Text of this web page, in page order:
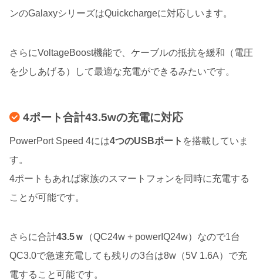
ンのGalaxyシリーズはQuickchargeに対応しいます。
さらにVoltageBoost機能で、ケーブルの抵抗を緩和（電圧
を少しあげる）して最適な充電ができるみたいです。
4ポート合計43.5wの充電に対応
PowerPort Speed 4には4つのUSBポート を搭載していま
す。
4ポートもあれば家族のスマートフォンを同時に充電する
ことが可能です。
さらに合計43.5ｗ
（QC24w + powerIQ24w）なので1台
QC3.0で急速充電しても残りの3台は8w（5V 1.6A）で充
電すること可能です。